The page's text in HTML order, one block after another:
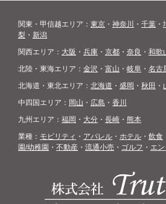
関東・甲信越エリア： 東京 ・ 神奈川 ・ 千葉 ・
梨 ・ 新潟
関西エリア： 大阪 ・ 兵庫 ・ 京都 ・ 奈良 ・ 和歌
北陸・東海エリア： 金沢 ・ 富山 ・ 岐阜 ・ 名古
北海道・東北エリア： 北海道 ・ 盛岡 ・ 秋田 ・
中四国エリア： 岡山 ・ 広島 ・ 香川
九州エリア： 福岡 ・ 大分 ・ 長崎 ・ 熊本
業種： モビリティ ・ アパレル ・ ホテル ・ 飲食
園/幼稚園 ・ 不動産 ・ 流通小売 ・ ゴルフ ・ エ